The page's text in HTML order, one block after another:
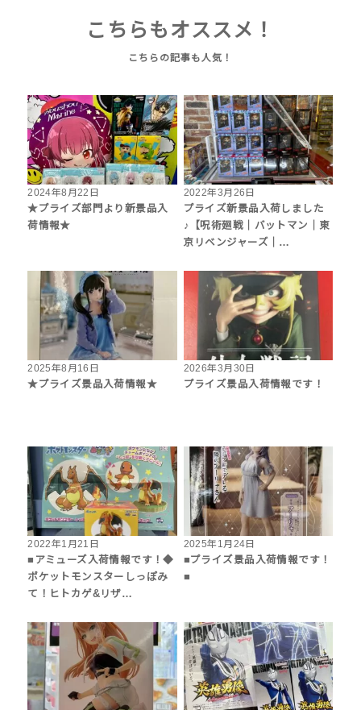
こちらもオススメ！
2024年8月22日
★プライズ部門より新景品入
荷情報★
2022年3月26日
プライズ新景品入荷しました
♪【呪術廻戦｜バットマン｜東
京リベンジャーズ｜…
2025年8月16日
★プライズ景品入荷情報★
2026年3月30日
プライズ景品入荷情報です！
2022年1月21日
■アミューズ入荷情報です！◆
ポケットモンスターしっぽみ
て！ヒトカゲ&リザ…
2025年1月24日
■プライズ景品入荷情報です！
■